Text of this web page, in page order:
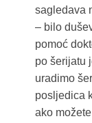
sagledava
– bilo
pomoć
po šerijatu
uradimo
posljedica
ako